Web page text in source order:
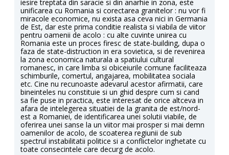
iesire treptata din saracie si din anarhie in zona, este
unificarea cu Romania si corectarea granitelor : nu vor fi
miracole economice, nu exista asa ceva nici in Germania
de Est, dar este prima conditie realista si viabila de viitor
pentru oamenii de acolo : cu alte cuvinte unirea cu
Romania este un proces firesc de state-building, dupa o
faza de state-distruction in era sovietica, si de revenirea
la zona economica naturala a spatiului cultural
romanesc, in care limba si obiceiurile comune faciliteaza
schimburile, comertul, angajarea, mobilitatea sociala
etc. Cine nu recunoaste adevarul acestor afirmatii, care
bineinteles nu constituie si un ghid despre cum si cand
sa fie puse in practica, este interesat de orice altceva in
afara de intelegerea situatiei de la granita de est/nord-
est a Romaniei, de identificarea unei solutii viabile, de
oferirea unei sanse la un viitor mai prosper si mai demn
oamenilor de acolo, de scoaterea regiunii de sub
spectrul instabilitatii politice si a conflictelor inghetate cu
toate consecintele care decurg de acolo.